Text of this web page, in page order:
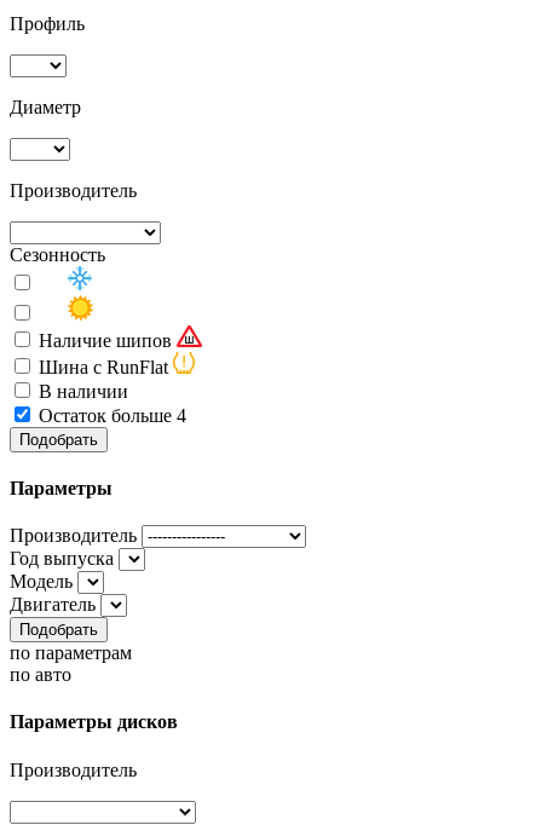
Профиль
Диаметр
Производитель
Сезонность
Наличие шипов
Шина с RunFlat
В наличии
Остаток больше 4
Подобрать
Параметры
Производитель
Год выпуска
Модель
Двигатель
Подобрать
по параметрам
по авто
Параметры дисков
Производитель